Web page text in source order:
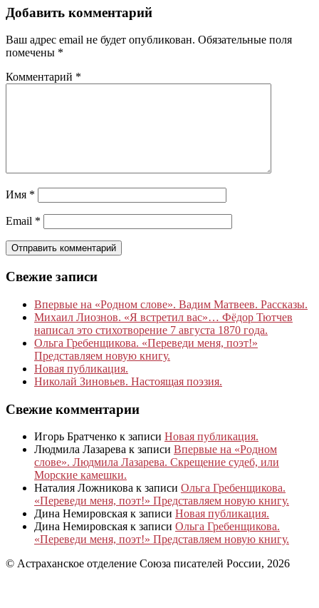
Добавить комментарий
Ваш адрес email не будет опубликован. Обязательные поля
помечены *
Комментарий *
Имя *
Email *
Свежие записи
Впервые на «Родном слове». Вадим Матвеев. Рассказы.
Михаил Лиознов. «Я встретил вас»… Фёдор Тютчев
написал это стихотворение 7 августа 1870 года.
Ольга Гребенщикова. «Переведи меня, поэт!»
Представляем новую книгу.
Новая публикация.
Николай Зиновьев. Настоящая поэзия.
Свежие комментарии
Игорь Братченко к записи Новая публикация.
Людмила Лазарева к записи Впервые на «Родном
слове». Людмила Лазарева. Скрещение судеб, или
Морские камешки.
Наталия Ложникова к записи Ольга Гребенщикова.
«Переведи меня, поэт!» Представляем новую книгу.
Дина Немировская к записи Новая публикация.
Дина Немировская к записи Ольга Гребенщикова.
«Переведи меня, поэт!» Представляем новую книгу.
© Астраханское отделение Союза писателей России, 2026